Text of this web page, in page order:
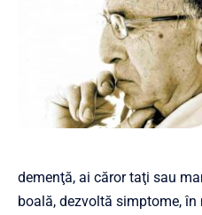
demenţă, ai căror taţi sau
boală, dezvoltă simptome, în